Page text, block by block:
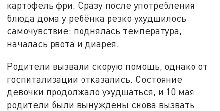
картофель фри. Сразу после употребления
блюда дома у ребёнка резко ухудшилось
самочувствие: поднялась температура,
началась рвота и диарея.
Родители вызвали скорую помощь, однако от
госпитализации отказались. Состояние
девочки продолжало ухудшаться, и 10 мая
родители были вынуждены снова вызвать